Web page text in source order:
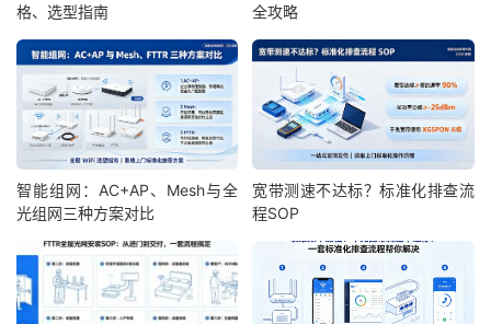
格、选型指南
全攻略
智能组网：AC+AP、Mesh与全
光组网三种方案对比
宽带测速不达标？标准化排查流
程SOP